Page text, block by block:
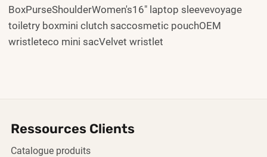
BoxPurseShoulderWomen's16" laptop sleevevoyage
toiletry boxmini clutch saccosmetic pouchOEM
wristleteco mini sacVelvet wristlet
Ressources Clients
Catalogue produits